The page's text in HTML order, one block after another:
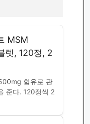
MSM
렛, 120정, 2
함유로 관
준다. 120정씩 2